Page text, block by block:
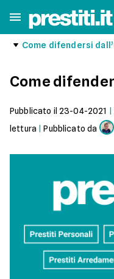
Come difendersi
Come
Pubblicato il 23-04-2021
lettura |Pubblicato da